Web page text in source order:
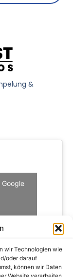
wir Technologien wie
oder darauf
können wir Daten
&